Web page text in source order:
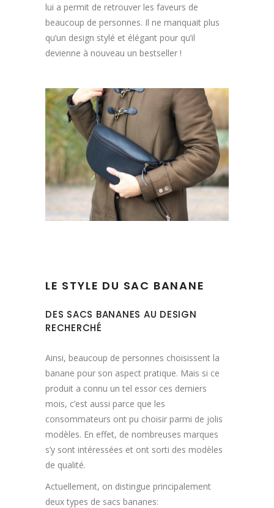
lui a permit de retrouver les faveurs de
beaucoup de personnes. Il ne manquait plus
qu’un design stylé et élégant pour qu’il
devienne à nouveau un bestseller !
LE STYLE DU SAC BANANE
DES SACS BANANES AU DESIGN
RECHERCHÉ
Ainsi, beaucoup de personnes choisissent la
banane pour son aspect pratique. Mais si ce
produit a connu un tel essor ces derniers
mois, c’est aussi parce que les
consommateurs ont pu choisir parmi de jolis
modèles. En effet, de nombreuses marques
s’y sont intéressées et ont sorti des modèles
de qualité.
Actuellement, on distingue principalement
deux types de sacs bananes: